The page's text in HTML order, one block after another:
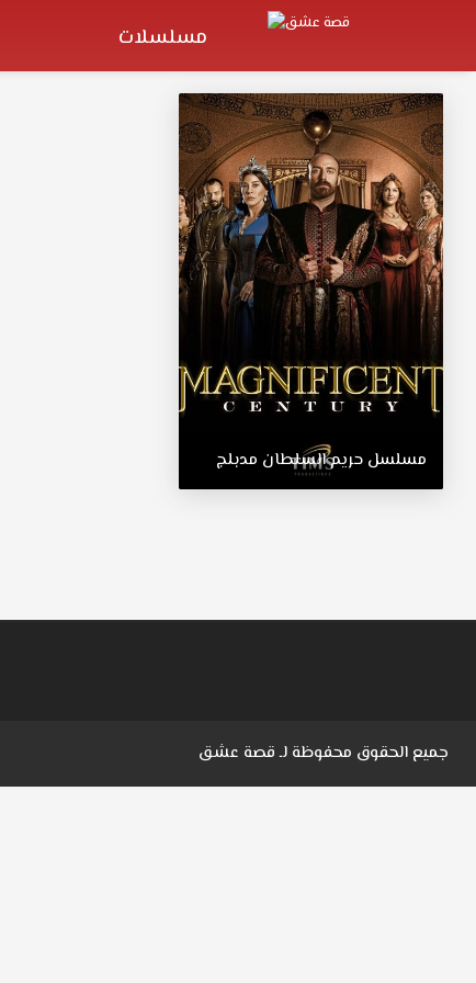
مسلسلات
مسلسل حريمالسلطان مدبلج
جميع الحقوق محفوظة لـقصة عشق